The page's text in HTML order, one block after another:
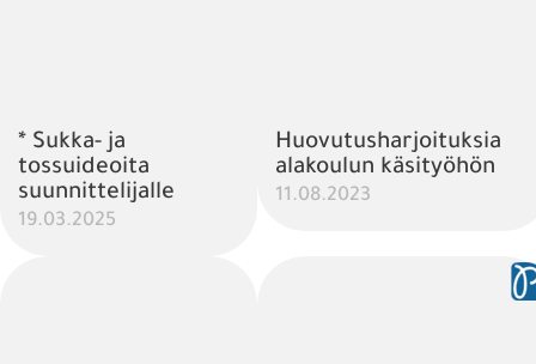
* Sukka- ja
tossuideoita
suunnittelijalle
19.03.2025
Huovutusharjoituksia
alakoulun käsityöhön
11.08.2023